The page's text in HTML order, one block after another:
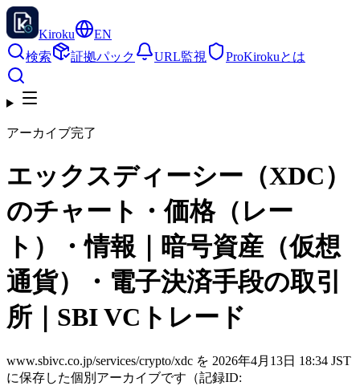
Kiroku
EN
検索
証拠パック URL監視 ProKirokuとは
アーカイブ完了
エックスディーシー（XDC）
のチャート・価格（レー
ト）・情報｜暗号資産（仮想
通貨）・電子決済手段の取引
所｜SBI VCトレード
www.sbivc.co.jp/services/crypto/xdc を 2026年4月13日 18:34 JST
に保存した個別アーカイブです（記録ID: